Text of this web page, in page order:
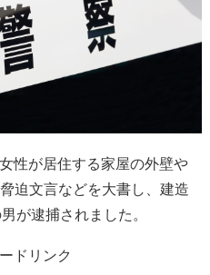
性が居住する家屋の外壁や
迫文言などを大書し、建造
が逮捕されました。
ドリンク